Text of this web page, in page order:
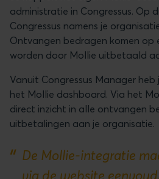
administratie in Congressus. Op
Congressus namens je
Ontvangen bedragen komen op
worden door Mollie uitbetaald
Vanuit Congressus Manager
het Mollie dashboard. Via het
direct inzicht in alle ontvangen
uitbetalingen aan je organisatie.
De Mollie-integratie
via de website